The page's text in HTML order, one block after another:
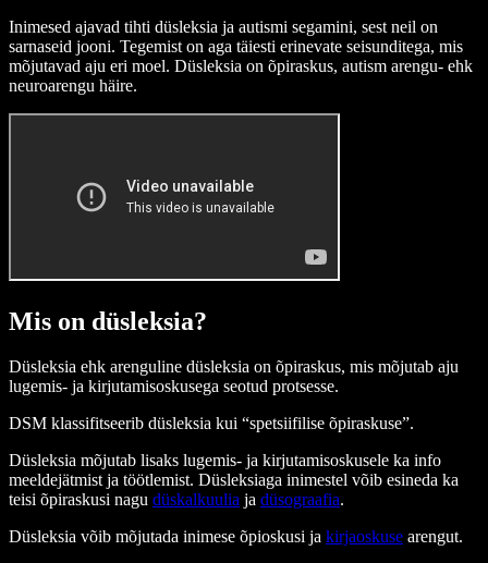
Inimesed ajavad tihti düsleksia ja autismi segamini, sest neil on
sarnaseid jooni. Tegemist on aga täiesti erinevate seisunditega, mis
mõjutavad aju eri moel. Düsleksia on õpiraskus, autism arengu- ehk
neuroarengu häire.
Mis on düsleksia?
Düsleksia ehk arenguline düsleksia on õpiraskus, mis mõjutab aju
lugemis- ja kirjutamisoskusega seotud protsesse.
DSM klassifitseerib düsleksia kui “spetsiifilise õpiraskuse”.
Düsleksia mõjutab lisaks lugemis- ja kirjutamisoskusele ka info
meeldejätmist ja töötlemist. Düsleksiaga inimestel võib esineda ka
teisi õpiraskusi nagu düskalkuulia ja düsograafia.
Düsleksia võib mõjutada inimese õpioskusi ja kirjaoskuse arengut.